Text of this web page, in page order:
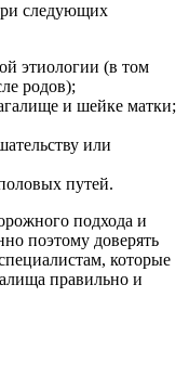
следующих
этиологии (в том
родов);
и шейке матки;
или
путей.
подхода и
поэтому доверять
которые
правильно и